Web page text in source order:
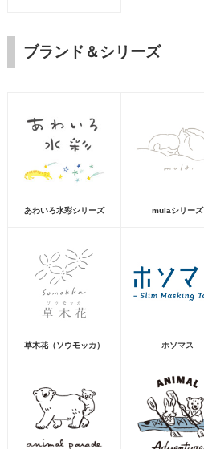
ブランド＆シリーズ
あわいろ水彩シリーズ mulaシリーズ
草木花（ソウモッカ） ホソマス